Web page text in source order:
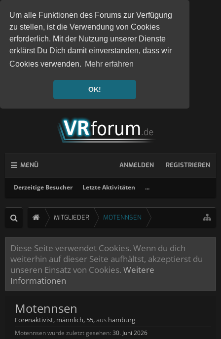
Um alle Funktionen des Forums zur Verfügung
zu stellen, ist die Verwendung von Cookies
erforderlich. Mit der Nutzung unserer Dienste
erklärst Du Dich damit einverstanden, dass wir
Cookies verwenden. Mehr erfahren
OK!
MENÜ
Derzeitige Besucher Letzte Aktivitäten ...
ANMELDEN REGISTRIEREN
MITGLIEDER MOTENNSEN
Diese Seite verwendet Cookies. Wenn du dich
weiterhin auf dieser Seite aufhältst, akzeptierst du
unseren Einsatz von Cookies. Weitere
Informationen
Motennsen
Forenaktivist, männlich, 55,aus hamburg
Motennsen wurde zuletzt gesehen: 30. Juni 2026